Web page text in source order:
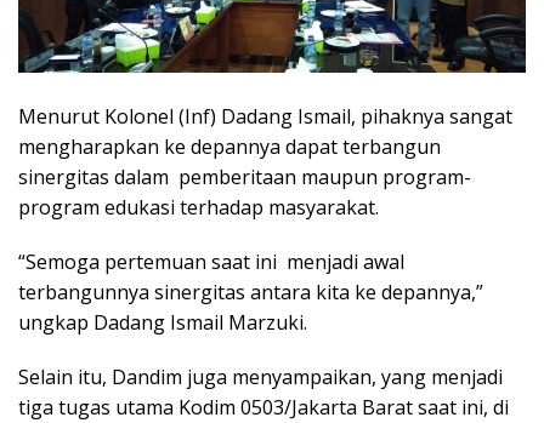
Menurut Kolonel (Inf) Dadang Ismail, pihaknya sangat
mengharapkan ke depannya dapat terbangun
sinergitas dalam pemberitaan maupun program-
program edukasi terhadap masyarakat.
“Semoga pertemuan saat ini menjadi awal
terbangunnya sinergitas antara kita ke depannya,”
ungkap Dadang Ismail Marzuki.
Selain itu, Dandim juga menyampaikan, yang menjadi
tiga tugas utama Kodim 0503/Jakarta Barat saat ini, di